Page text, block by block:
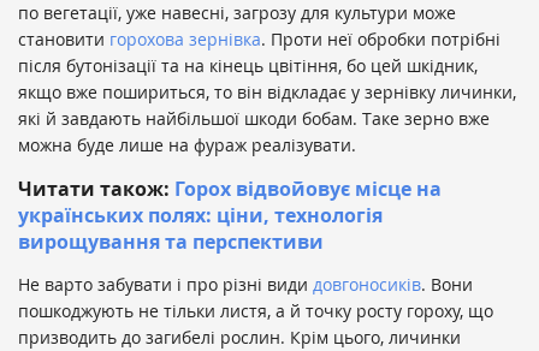
по вегетації, уже навесні, загрозу для культури може
становити горохова зернівка. Проти неї обробки потрібні
після бутонізації та на кінець цвітіння, бо цей шкідник,
якщо вже пошириться, то він відкладає у зернівку личинки,
які й завдають найбільшої шкоди бобам. Таке зерно вже
можна буде лише на фураж реалізувати.
Читати також: Горох відвойовує місце на
українських полях: ціни, технологія
вирощування та перспективи
Не варто забувати і про різні види довгоносиків. Вони
пошкоджують не тільки листя, а й точку росту гороху, що
призводить до загибелі рослин. Крім цього, личинки